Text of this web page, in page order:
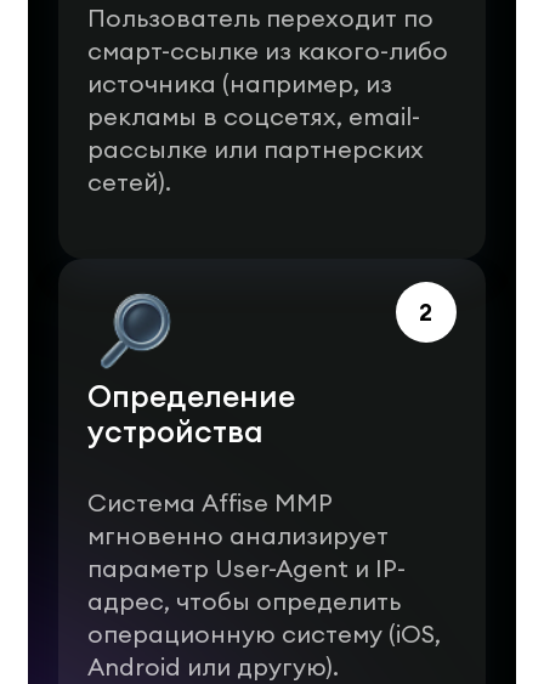
Пользователь переходит по
смарт-ссылке из какого-либо
источника (например, из
рекламы в соцсетях, email-
рассылке или партнерских
сетей).
Определение
устройства
Система Affise MMP
мгновенно анализирует
параметр User-Agent и IP-
адрес, чтобы определить
операционную систему (iOS,
Android или другую).
2